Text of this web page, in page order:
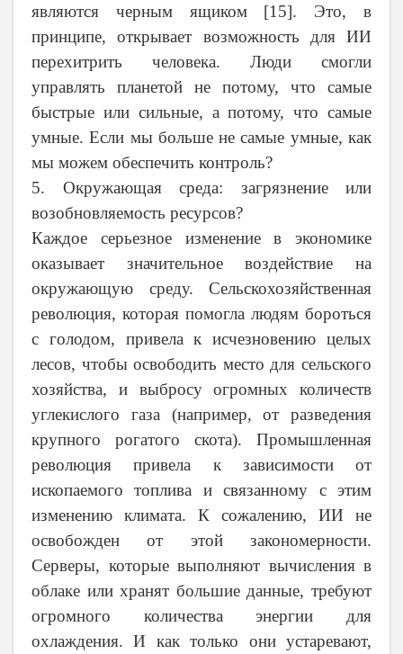
являются черным ящиком [15]. Это, в
принципе, открывает возможность для ИИ
перехитрить человека. Люди смогли
управлять планетой не потому, что самые
быстрые или сильные, а потому, что самые
умные. Если мы больше не самые умные, как
мы можем обеспечить контроль?
5. Окружающая среда: загрязнение или
возобновляемость ресурсов?
Каждое серьезное изменение в экономике
оказывает значительное воздействие на
окружающую среду. Сельскохозяйственная
революция, которая помогла людям бороться
с голодом, привела к исчезновению целых
лесов, чтобы освободить место для сельского
хозяйства, и выбросу огромных количеств
углекислого газа (например, от разведения
крупного рогатого скота). Промышленная
революция привела к зависимости от
ископаемого топлива и связанному с этим
изменению климата. К сожалению, ИИ не
освобожден от этой закономерности.
Серверы, которые выполняют вычисления в
облаке или хранят большие данные, требуют
огромного количества энергии для
охлаждения. И как только они устаревают,